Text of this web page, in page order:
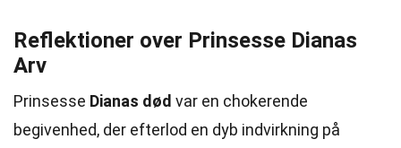
Reflektioner over Prinsesse Dianas
Arv
Prinsesse Dianas død var en chokerende
begivenhed, der efterlod en dyb indvirkning på